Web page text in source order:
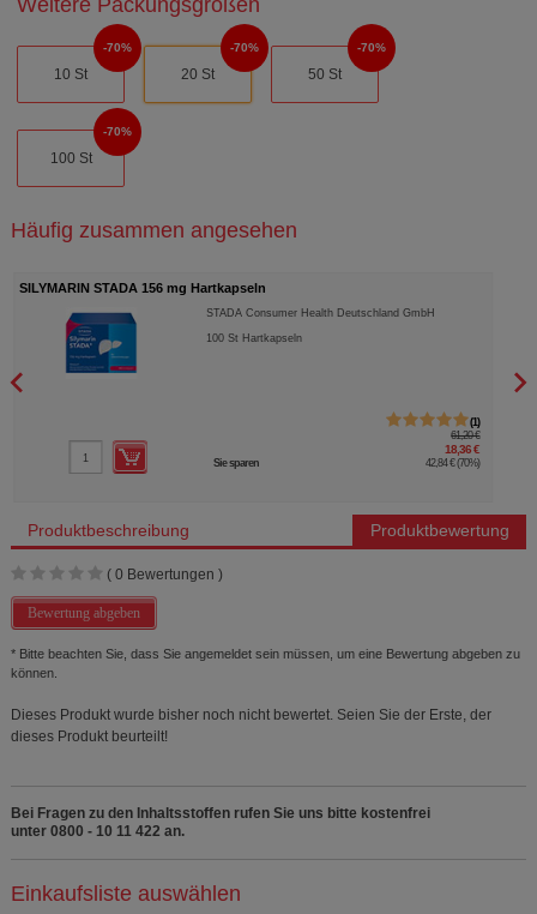
Weitere Packungsgrößen
10 St
70%
20 St
70%
50 St
70%
100 St
70%
Häufig zusammen angesehen
SILYMARIN STADA 156 mg Hartkapseln
STADA Consumer Health Deutschland GmbH
100St Hartkapseln
1
61,20 €
18,36 €
Sie sparen 42,84 € (70%)
Produktbeschreibung Produktbewertung
( 0 Bewertungen )
Bewertung abgeben
* Bitte beachten Sie, dass Sie angemeldet sein müssen, um eine Bewertung abgeben zu
können.
Dieses Produkt wurde bisher noch nicht bewertet. Seien Sie der Erste, der
dieses Produkt beurteilt!
Bei Fragen zu den Inhaltsstoffen rufen Sie uns bitte kostenfrei
unter 0800 - 10 11 422 an.
Einkaufsliste auswählen